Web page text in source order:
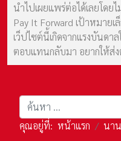
นำไปเผยแพร่ต่อได้เลยโด
Pay It Forward เป้าหมาย
เว็ปไซต์นี้เกิดจากแรงบันดา
ตอบแทนกลับมา อยากให้ส่
การค้นหา
คุณอยู่ที่: หน้าแรก นา